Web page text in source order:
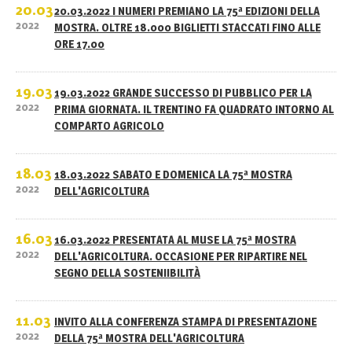
20.03
2022
20.03.2022 I NUMERI PREMIANO LA 75ª EDIZIONI DELLA
MOSTRA. OLTRE 18.000 BIGLIETTI STACCATI FINO ALLE
ORE 17.00
19.03
2022
19.03.2022 GRANDE SUCCESSO DI PUBBLICO PER LA
PRIMA GIORNATA. IL TRENTINO FA QUADRATO INTORNO AL
COMPARTO AGRICOLO
18.03
2022
18.03.2022 SABATO E DOMENICA LA 75ª MOSTRA
DELL'AGRICOLTURA
16.03
2022
16.03.2022 PRESENTATA AL MUSE LA 75ª MOSTRA
DELL'AGRICOLTURA. OCCASIONE PER RIPARTIRE NEL
SEGNO DELLA SOSTENIIBILITÀ
11.03
2022
INVITO ALLA CONFERENZA STAMPA DI PRESENTAZIONE
DELLA 75ª MOSTRA DELL'AGRICOLTURA